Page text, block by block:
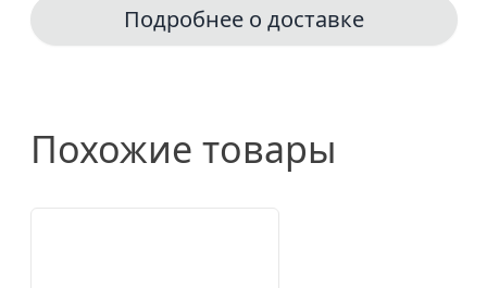
Подробнее о доставке
Похожие товары